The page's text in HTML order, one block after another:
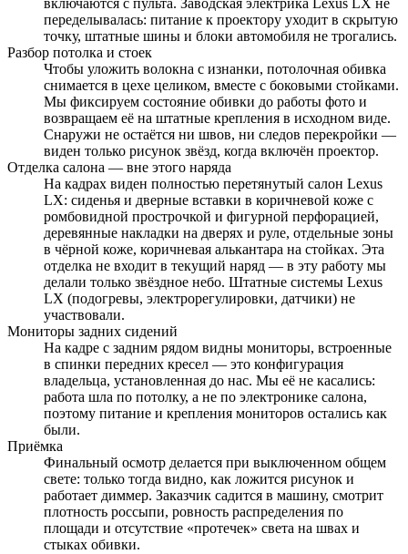
включаются с пульта. Заводская электрика Lexus LX не
переделывалась: питание к проектору уходит в скрытую
точку, штатные шины и блоки автомобиля не трогались.
Разбор потолка и стоек
Чтобы уложить волокна с изнанки, потолочная обивка
снимается в цехе целиком, вместе с боковыми стойками.
Мы фиксируем состояние обивки до работы фото и
возвращаем её на штатные крепления в исходном виде.
Снаружи не остаётся ни швов, ни следов перекройки —
виден только рисунок звёзд, когда включён проектор.
Отделка салона — вне этого наряда
На кадрах виден полностью перетянутый салон Lexus
LX: сиденья и дверные вставки в коричневой коже с
ромбовидной прострочкой и фигурной перфорацией,
деревянные накладки на дверях и руле, отдельные зоны
в чёрной коже, коричневая алькантара на стойках. Эта
отделка не входит в текущий наряд — в эту работу мы
делали только звёздное небо. Штатные системы Lexus
LX (подогревы, электрорегулировки, датчики) не
участвовали.
Мониторы задних сидений
На кадре с задним рядом видны мониторы, встроенные
в спинки передних кресел — это конфигурация
владельца, установленная до нас. Мы её не касались:
работа шла по потолку, а не по электронике салона,
поэтому питание и крепления мониторов остались как
были.
Приёмка
Финальный осмотр делается при выключенном общем
свете: только тогда видно, как ложится рисунок и
работает диммер. Заказчик садится в машину, смотрит
плотность россыпи, ровность распределения по
площади и отсутствие «протечек» света на швах и
стыках обивки.